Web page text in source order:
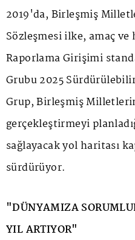
2019'da, Birleşmiş
Sözleşmesi ilke, amaç
Raporlama Girişimi
Grubu 2025
Grup, Birleşmiş
gerçekleştirmeyi
sağlayacak yol haritası
sürdürüyor.
"DÜNYAMIZA
YIL ARTIYOR"